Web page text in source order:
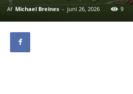
Af Michael Breines - juni 26, 2026 9